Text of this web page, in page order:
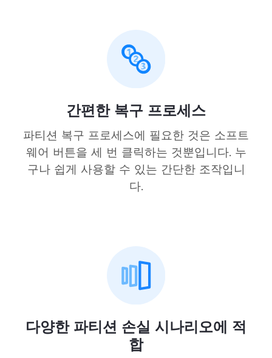
간편한 복구 프로세스
파티션 복구 프로세스에 필요한 것은 소프트
웨어 버튼을 세 번 클릭하는 것뿐입니다. 누
구나 쉽게 사용할 수 있는 간단한 조작입니
다.
다양한 파티션 손실 시나리오에 적
합